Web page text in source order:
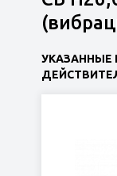
УКАЗАННЫЕ